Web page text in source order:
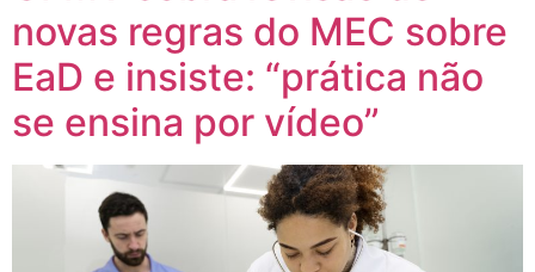
novas regras do MEC sobre
EaD e insiste: “prática não
se ensina por vídeo”